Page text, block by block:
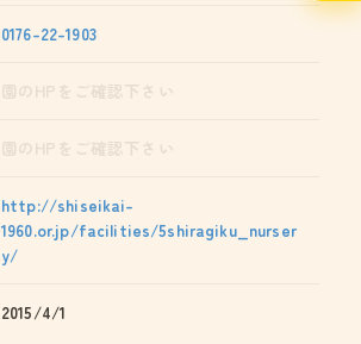
0176-22-1903
http://shiseikai-
1960.or.jp/facilities/5shiragiku_nurser
y/
2015/4/1